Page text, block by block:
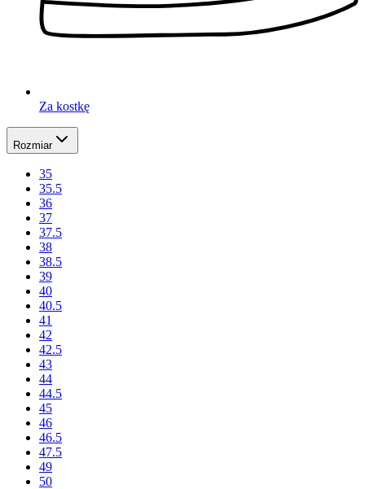
Za kostkę
Rozmiar
35
35.5
36
37
37.5
38
38.5
39
40
40.5
41
42
42.5
43
44
44.5
45
46
46.5
47.5
49
50